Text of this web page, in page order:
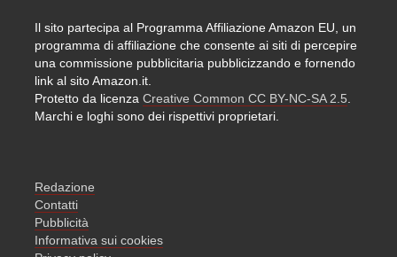
Il sito partecipa al Programma Affiliazione Amazon EU, un
programma di affiliazione che consente ai siti di percepire
una commissione pubblicitaria pubblicizzando e fornendo
link al sito Amazon.it.
Protetto da licenza Creative Common CC BY-NC-SA 2.5
Marchi e loghi sono dei rispettivi proprietari.
Redazione
Contatti
Pubblicità
Informativa sui cookies